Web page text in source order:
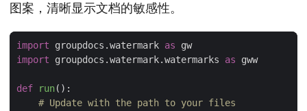
图案，清晰显示文档的敏感性。
import groupdocs.watermark as
import groupdocs.watermark.watermarks as
def run():
# Update with the path to your files